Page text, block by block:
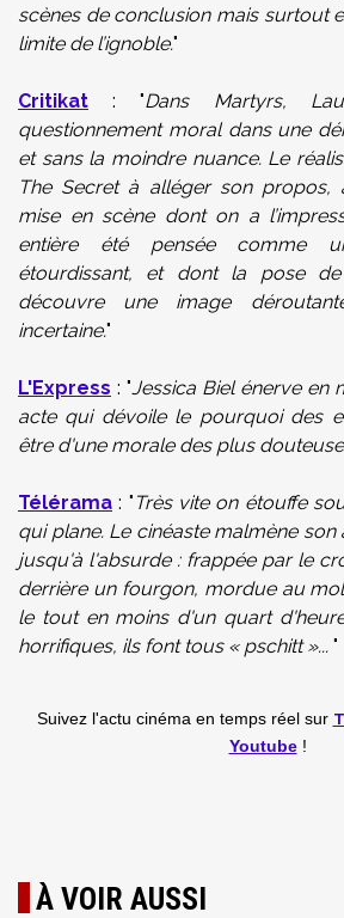
scènes de conclusion mais surtout
limite de l’ignoble."
Critikat : "Dans Martyrs,
questionnement moral dans une
et sans la moindre nuance. Le
The Secret à alléger son propos,
mise en scène dont on a
entière été pensée comme
étourdissant, et dont la pose
découvre une image
incertaine."
L'Express : "Jessica Biel énerve en
acte qui dévoile le pourquoi des
être d'une morale des plus
Télérama : " Très vite on étouffe
qui plane. Le cinéaste malmène son
jusqu'à l'absurde : frappée par le
derrière un fourgon, mordue au
le tout en moins d'un quart
horrifiques, ils font tous « pschitt »... "
Suivez l'actu cinéma en temps réel sur
Youtube!
À VOIR AUSSI